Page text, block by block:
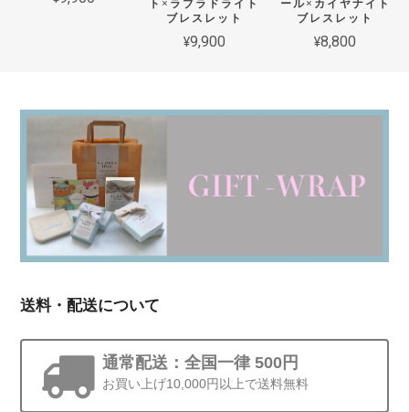
ト×ラブラドライト
ブレスレット
¥9,900
ール×カイヤナイト
ブレスレット
¥8,800
送料・配送について
通常配送：全国一律 500円
お買い上げ10,000円以上で送料無料